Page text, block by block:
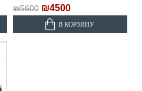
₪5600 ₪4500
В КОРЗИНУ